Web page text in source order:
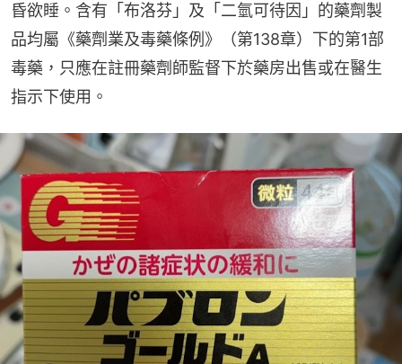
昏欲睡。含有「布洛芬」及「二氫可待因」的藥劑製
品均屬《藥劑業及毒藥條例》（第138章）下的第1部
毒藥，只應在註冊藥劑師監督下於藥房出售或在醫生
指示下使用。